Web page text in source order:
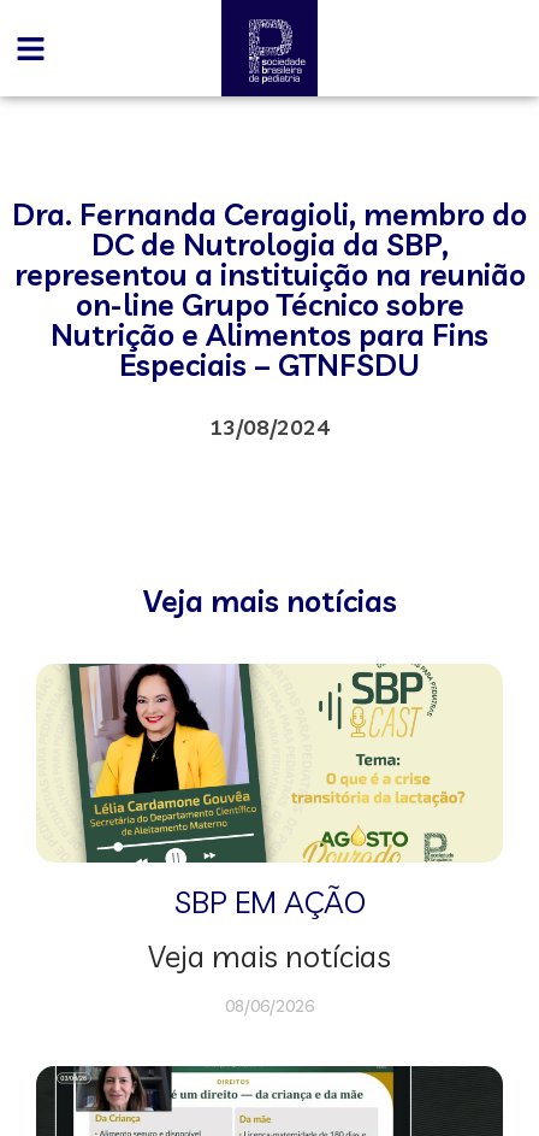
Dra. Fernanda Ceragioli, membro do
DC de Nutrologia da SBP,
representou a instituição na reunião
on-line Grupo Técnico sobre
Nutrição e Alimentos para Fins
Especiais – GTNFSDU
13/08/2024
Veja mais notícias
SBP EM AÇÃO
Veja mais notícias
08/06/2026